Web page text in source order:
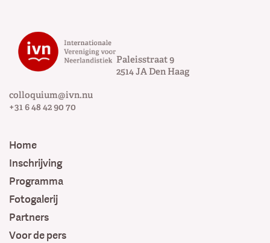
Paleisstraat 9
2514 JADen Haag
colloquium@ivn.nu
+31 6 48 42 90 70
Home
Inschrijving
Programma
Fotogalerij
Partners
Voor de pers